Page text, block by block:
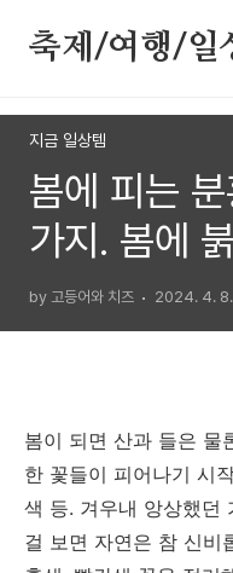
축제/여행/일
지금 일상템
봄에 피는
가지. 봄에
다.
by 고등어와 치즈 2024. 4. 8.
봄이 되면 산과 들은 물
한 꽃들이 피어나기 시
색 등. 겨우내 앙상했던
걸 보면 자연은 참 신비